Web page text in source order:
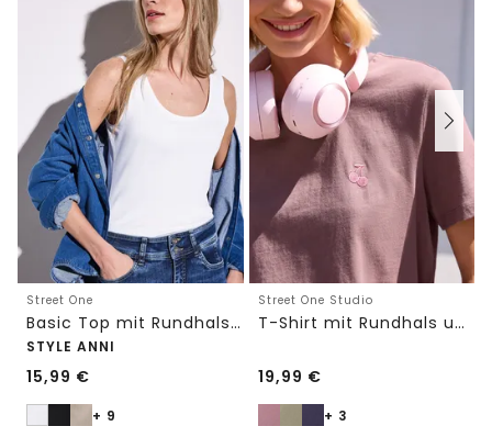
Street One
Basic Top mit Rundhals in Unifarbe
STYLE ANNI
15,99 €
+ 9
Street One Studio
T-Shirt mit Rundhals und Embroidery-Detail
19,99 €
+ 3